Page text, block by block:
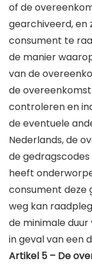
of de
gearchiveerd, en
consument te
de manier
van de
de
controleren en
de eventuele
Nederlands, de
de
heeft
consument deze
weg kan
de minimale
in geval van een
Artikel 5 – De